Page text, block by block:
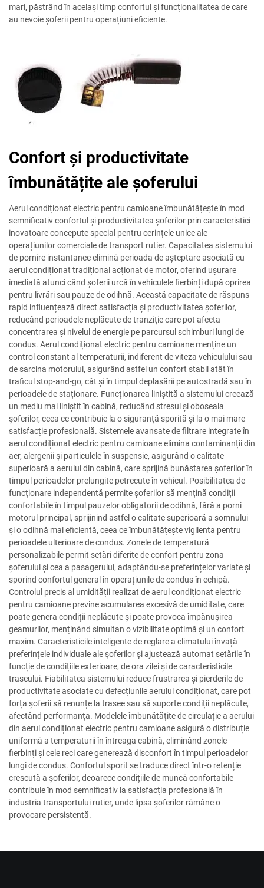
mari, păstrând în același timp confortul și funcționalitatea de care
au nevoie șoferii pentru operațiuni eficiente.
Confort și productivitate
îmbunătățite ale șoferului
Aerul condiționat electric pentru camioane îmbunătățește în mod
semnificativ confortul și productivitatea șoferilor prin caracteristici
inovatoare concepute special pentru cerințele unice ale
operațiunilor comerciale de transport rutier. Capacitatea sistemului
de pornire instantanee elimină perioada de așteptare asociată cu
aerul condiționat tradițional acționat de motor, oferind ușurare
imediată atunci când șoferii urcă în vehiculele fierbinți după oprirea
pentru livrări sau pauze de odihnă. Această capacitate de răspuns
rapid influențează direct satisfacția și productivitatea șoferilor,
reducând perioadele neplăcute de tranziție care pot afecta
concentrarea și nivelul de energie pe parcursul schimburi lungi de
condus. Aerul condiționat electric pentru camioane menține un
control constant al temperaturii, indiferent de viteza vehiculului sau
de sarcina motorului, asigurând astfel un confort stabil atât în
traficul stop-and-go, cât și în timpul deplasării pe autostradă sau în
perioadele de staționare. Funcționarea liniștită a sistemului creează
un mediu mai liniștit în cabină, reducând stresul și oboseala
șoferilor, ceea ce contribuie la o siguranță sporită și la o mai mare
satisfacție profesională. Sistemele avansate de filtrare integrate în
aerul condiționat electric pentru camioane elimina contaminanții din
aer, alergenii și particulele în suspensie, asigurând o calitate
superioară a aerului din cabină, care sprijină bunăstarea șoferilor în
timpul perioadelor prelungite petrecute în vehicul. Posibilitatea de
funcționare independentă permite șoferilor să mențină condiții
confortabile în timpul pauzelor obligatorii de odihnă, fără a porni
motorul principal, sprijinind astfel o calitate superioară a somnului
și o odihnă mai eficientă, ceea ce îmbunătățește vigilenta pentru
perioadele ulterioare de condus. Zonele de temperatură
personalizabile permit setări diferite de confort pentru zona
șoferului și cea a pasagerului, adaptându-se preferințelor variate și
sporind confortul general în operațiunile de condus în echipă.
Controlul precis al umidității realizat de aerul condiționat electric
pentru camioane previne acumularea excesivă de umiditate, care
poate genera condiții neplăcute și poate provoca împănușirea
geamurilor, menținând simultan o vizibilitate optimă și un confort
maxim. Caracteristicile inteligente de reglare a climatului învață
preferințele individuale ale șoferilor și ajustează automat setările în
funcție de condițiile exterioare, de ora zilei și de caracteristicile
traseului. Fiabilitatea sistemului reduce frustrarea și pierderile de
productivitate asociate cu defecțiunile aerului condiționat, care pot
forța șoferii să renunțe la trasee sau să suporte condiții neplăcute,
afectând performanța. Modelele îmbunătățite de circulație a aerului
din aerul condiționat electric pentru camioane asigură o distribuție
uniformă a temperaturii în întreaga cabină, eliminând zonele
fierbinți și cele reci care generează disconfort în timpul perioadelor
lungi de condus. Confortul sporit se traduce direct într-o retenție
crescută a șoferilor, deoarece condițiile de muncă confortabile
contribuie în mod semnificativ la satisfacția profesională în
industria transportului rutier, unde lipsa șoferilor rămâne o
provocare persistentă.